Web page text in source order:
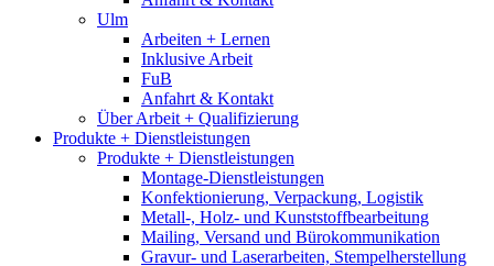
Ulm
Arbeiten + Lernen
Inklusive Arbeit
FuB
Anfahrt & Kontakt
Über Arbeit + Qualifizierung
Produkte + Dienstleistungen
Produkte + Dienstleistungen
Montage-Dienstleistungen
Konfektionierung, Verpackung, Logistik
Metall-, Holz- und Kunststoffbearbeitung
Mailing, Versand und Bürokommunikation
Gravur- und Laserarbeiten, Stempelherstellung